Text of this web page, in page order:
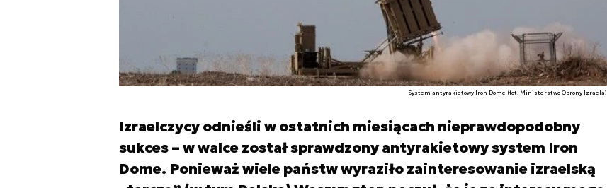
System antyrakietowy Iron Dome (fot. Ministerstwo Obrony Izraela)
Izraelczycy odnieśli w ostatnich miesiącach nieprawdopodobny
sukces – w walce został sprawdzony antyrakietowy system Iron
Dome. Ponieważ wiele państw wyraziło zainteresowanie izraelską